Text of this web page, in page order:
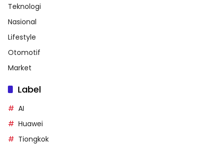
Teknologi
Nasional
Lifestyle
Otomotif
Market
Label
AI
Huawei
Tiongkok